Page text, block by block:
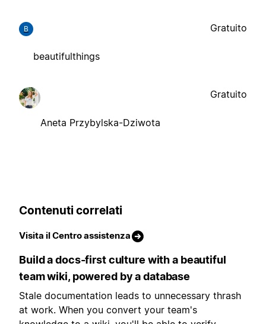
B
beautifulthings
Gratuito
Aneta Przybylska-Dziwota
Gratuito
Contenuti correlati
Visita il Centro assistenza
Build a docs-first culture with a beautiful
team wiki, powered by a database
Stale documentation leads to unnecessary thrash
at work. When you convert your team's